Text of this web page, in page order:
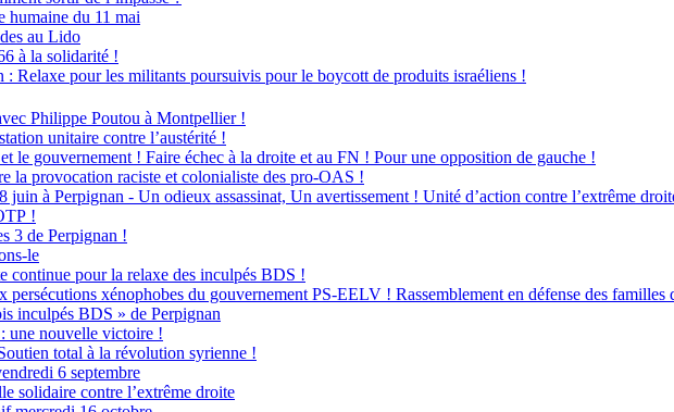
humaine du 11 mai
au Lido
à la solidarité !
Relaxe pour les militants poursuivis pour le boycott de produits israéliens !
Philippe Poutou à Montpellier !
unitaire contre l’austérité !
le gouvernement ! Faire échec à la droite et au FN ! Pour une opposition de gauche !
la provocation raciste et colonialiste des pro-OAS !
à Perpignan - Un odieux assassinat, Un avertissement ! Unité d’action contre l’extrême
!
3 de Perpignan !
le
continue pour la relaxe des inculpés BDS !
xénophobes du gouvernement PS-EELV ! Rassemblement en défense des familles
inculpés BDS » de Perpignan
une nouvelle victoire !
total à la révolution syrienne !
6 septembre
solidaire contre l’extrême droite